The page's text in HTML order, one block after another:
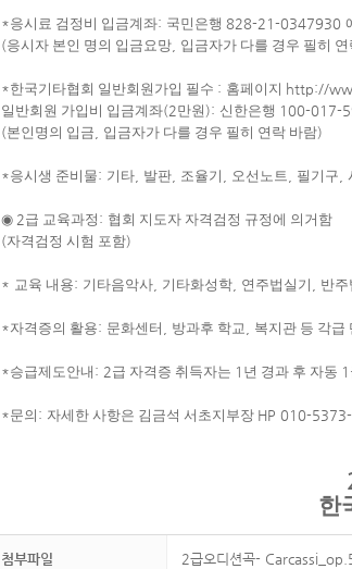
*응시료 검정비 입금계좌: 국민은행 828-21-0347930
(응시자 본인 명의 입금요망 입금자가 다를 경우 필히
*한국기타협회 일반회원가입 필수 : 홈페이지 http://
일반회원 가입비 입금계좌(2만원): 신한은행 100-017-
(본인명의 입금 입금자가 다를 경우 필히 연락 바람)
*응시생 준비물: 기타 발판 조율기 오선노트 필기구
◉ 2급 교육과정 : 협회 지도자 자격검정 규정에 의거함
(자격검정 시험 포함)
* 교육 내용: 기타음악사 기타화성학 연주법실기 반주
*자격증의 활용: 문화센터 방과후 학교 복지관 등 각급
*승급제도안내 : 2급 자격증 취득자는 1 년 경과 후 자동 1
*문의 : 자세한 사항은 김금석 서초지부장 HP 010-
한
첨부파일 2급오디션곡-